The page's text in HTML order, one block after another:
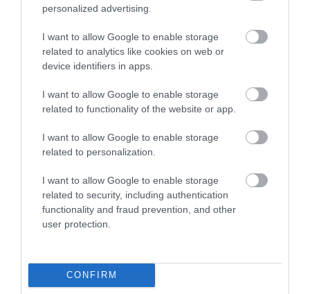
personalized advertising.
I want to allow Google to enable storage
related to analytics like cookies on web or
device identifiers in apps.
I want to allow Google to enable storage
related to functionality of the website or app.
I want to allow Google to enable storage
related to personalization.
I want to allow Google to enable storage
related to security, including authentication
functionality and fraud prevention, and other
user protection.
CONFIRM
a hold nem egyenletesen veri vissza a fényt, hanem
fényesebbnek tűnik, amikor a Nap közvetlenül
fölötte van, ami az üstökösöknél is megfigyelhető.
nagyon furcsát tesz a mi óceánjainkkal
tanulmánybana kutatócsoport hozzátette, hogy a
hold lehet kétalakú üstökös (azaz két különálló
lebennyel rendelkező üstökös) vagy kettős üstökös
álló).